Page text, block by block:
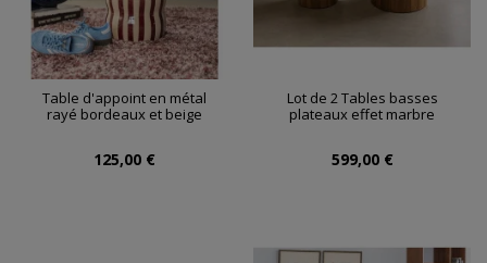
Table d'appoint en métal
rayé bordeaux et beige
125,00 €
Lot de 2 Tables basses
plateaux effet marbre
599,00 €